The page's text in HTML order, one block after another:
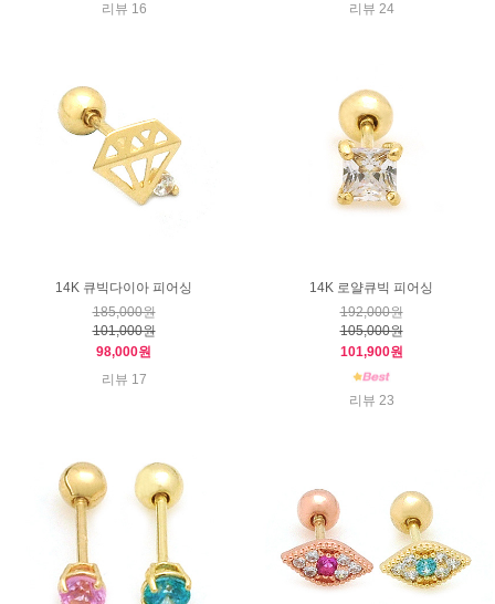
리뷰 16 리뷰 24
14K 큐빅다이아 피어싱
185,000원
101,000원
98,000원
리뷰 17
14K 로얄큐빅 피어싱
192,000원
105,000원
101,900원
리뷰 23